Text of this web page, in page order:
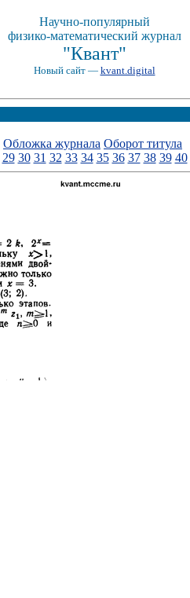
Научно-популярный
физико-математический журнал
"Квант"
Новый сайт — kvant.digital
Обложка журнала Оборот титула
29 30 31 32 33 34 35 36 37 38 39 40